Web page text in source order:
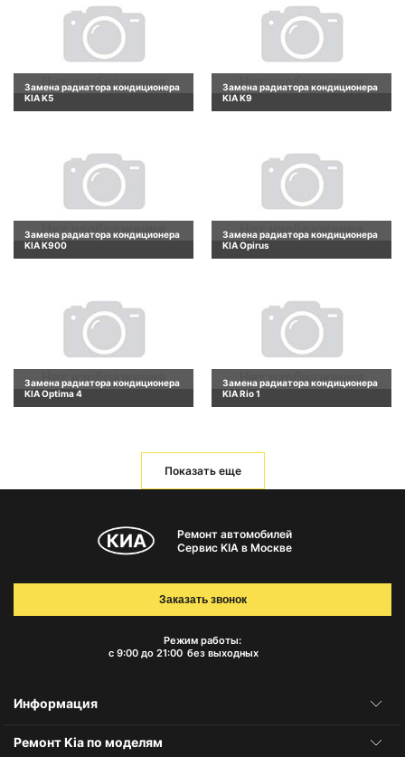
Замена радиатора кондиционера
KIA K5
Замена радиатора кондиционера
KIA K9
Замена радиатора кондиционера
KIA K900
Замена радиатора кондиционера
KIA Opirus
Замена радиатора кондиционера
KIA Optima 4
Замена радиатора кондиционера
KIA Rio 1
Показать еще
Ремонт автомобилей
Сервис KIA в Москве
Режим работы:
с 9:00 до 21:00 без выходных
Заказать звонок
Информация
Ремонт Kia по моделям